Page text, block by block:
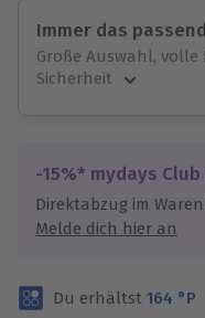
Immer das
Große Auswahl,
Sicherheit
Jeder Gutschein
Maximale
3 Jahre gültig &
-15%* mydays
Direktabzug im
Melde dich hier an
Du erhältst 164 °P